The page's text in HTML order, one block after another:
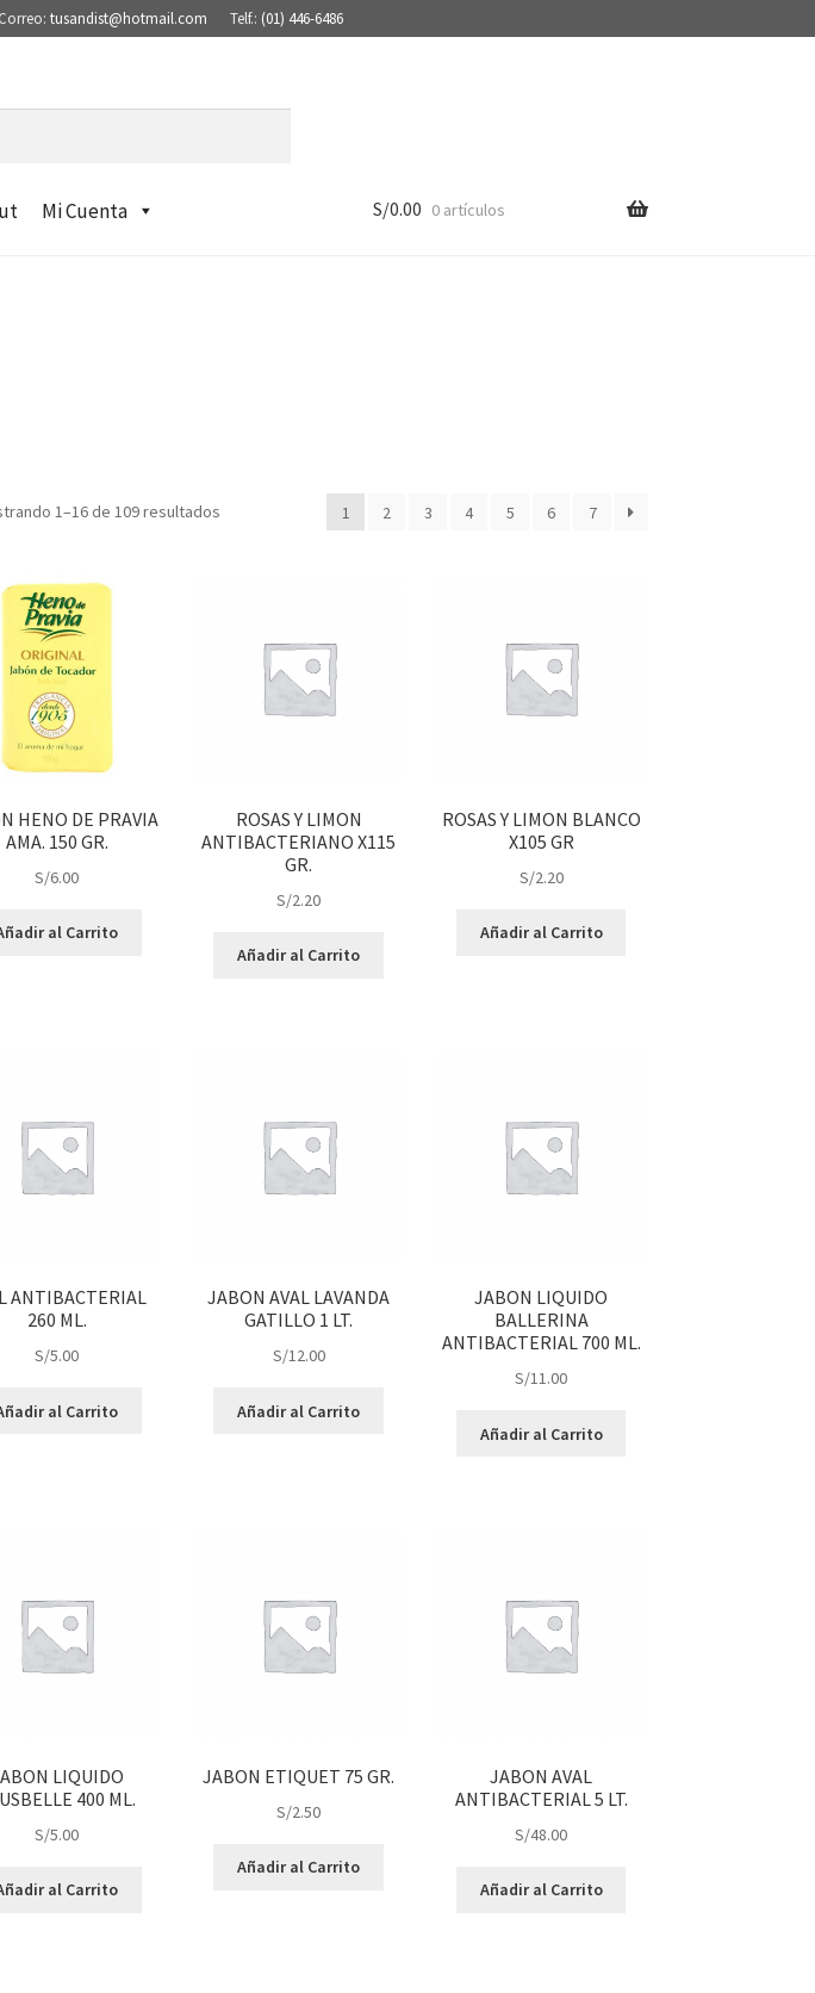
Correo: tusandist@hotmail.com Telf.: (01) 446-6486
Mi Cuenta S/0.00 0 artículos
1–16 de 109 resultados 1 2 3 4 5 6 7
HENO DE PRAVIA
AMA. 150 GR.
S/6.00
al Carrito
ROSAS Y LIMON
ANTIBACTERIANO X115
GR.
S/2.20
Añadir al Carrito
ROSAS Y LIMON BLANCO
X105 GR
S/2.20
Añadir al Carrito
ANTIBACTERIAL
260 ML.
S/5.00
al Carrito
JABON AVAL LAVANDA
GATILLO 1 LT.
S/12.00
Añadir al Carrito
JABON LIQUIDO
BALLERINA
ANTIBACTERIAL 700 ML.
S/11.00
Añadir al Carrito
LIQUIDO
400 ML.
S/5.00
al Carrito
JABON ETIQUET 75 GR.
S/2.50
Añadir al Carrito
JABON AVAL
ANTIBACTERIAL 5 LT.
S/48.00
Añadir al Carrito